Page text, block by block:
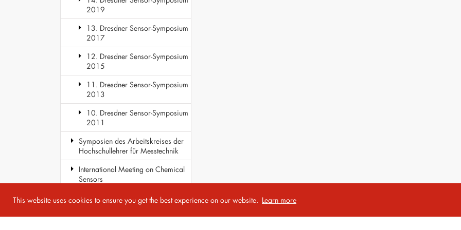
This website uses cookies to ensure you get the best experience on our website. Learn more
2019
13. Dresdner Sensor-Symposium
2017
12. Dresdner Sensor-Symposium
2015
11. Dresdner Sensor-Symposium
2013
10. Dresdner Sensor-Symposium
2011
Symposien des Arbeitskreises der
Hochschullehrer für Messtechnik
International Meeting on Chemical
Sensors
COST Action TD1105 - EuNetAir